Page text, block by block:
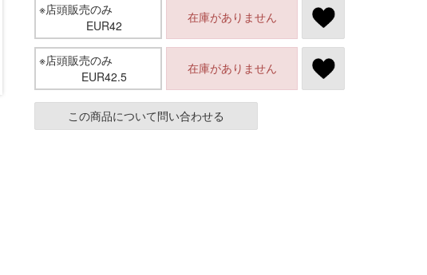
※店頭販売のみ
EUR42
在庫がありません
※店頭販売のみ
EUR42.5
在庫がありません
この商品について問い合わせる